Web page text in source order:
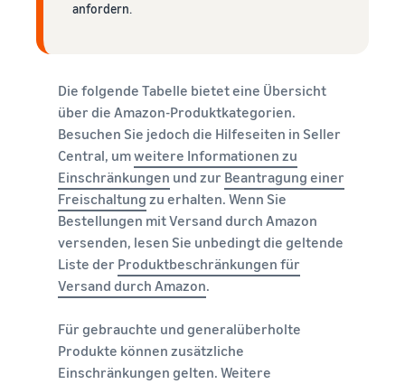
anfordern.
Die folgende Tabelle bietet eine Übersicht
über die Amazon-Produktkategorien.
Besuchen Sie jedoch die Hilfeseiten in Seller
Central, umweitere Informationen zu
Einschränkungen und zur Beantragung einer
Freischaltung zu erhalten. Wenn Sie
Bestellungen mit Versand durch Amazon
versenden, lesen Sie unbedingt die geltende
Liste der Produktbeschränkungen für
Versand durch Amazon.
Für gebrauchte und generalüberholte
Produkte können zusätzliche
Einschränkungen gelten. Weitere